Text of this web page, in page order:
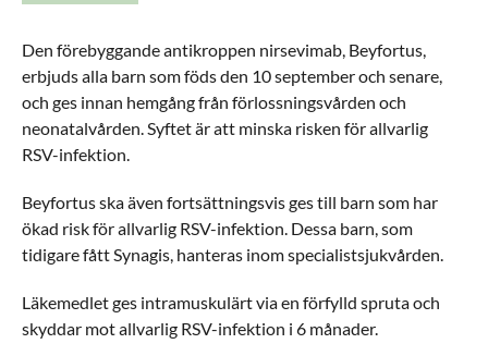
Den förebyggande antikroppen nirsevimab, Beyfortus,
erbjuds alla barn som föds den 10 september och senare,
och ges innan hemgång från förlossningsvården och
neonatalvården. Syftet är att minska risken för allvarlig
RSV-infektion.​
​Beyfortus ska även fortsättningsvis ges till barn som har
ökad risk för allvarlig RSV-infektion. Dessa barn, som
tidigare fått Synagis, hanteras inom specialistsjukvården.​
Läkemedlet ges intramuskulärt via en förfylld spruta och
skyddar mot allvarlig RSV-infektion i 6 månader.